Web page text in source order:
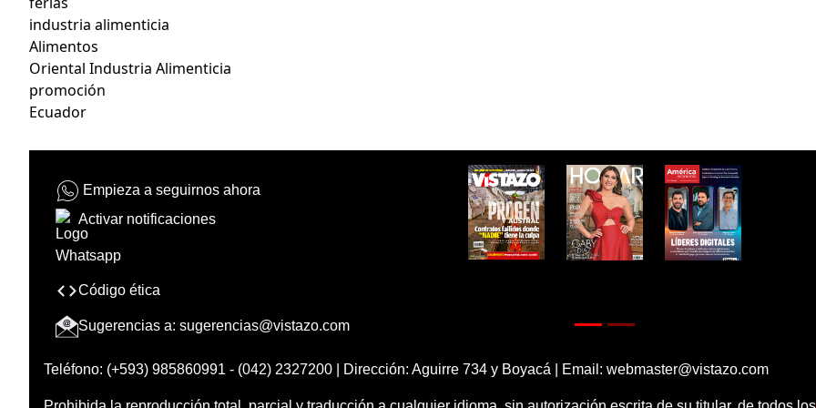
industria alimenticia
Alimentos
Oriental Industria Alimenticia
promoción
Ecuador
Empieza a seguirnos ahora
Activar notificaciones
Código ética
Sugerencias a: sugerencias@vistazo.com
Teléfono: (+593) 985860991 - (042) 2327200 | Dirección: Aguirre 734 y Boyacá | Email: webmaster@vistazo.com